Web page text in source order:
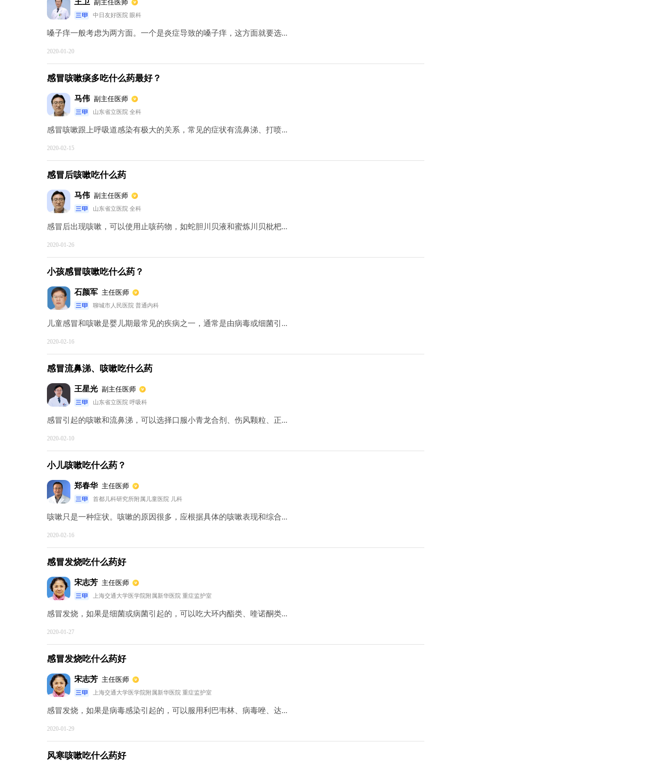
王卫 副主任医师
中日友好医院 眼科
嗓子痒一般考虑为两方面。一个是炎症导致的嗓子痒，这方面就要选...
2020-01-20
感冒咳嗽痰多吃什么药最好？
马伟 副主任医师
山东省立医院 全科
感冒咳嗽跟上呼吸道感染有极大的关系，常见的症状有流鼻涕、打喷...
2020-02-15
感冒后咳嗽吃什么药
马伟 副主任医师
山东省立医院 全科
感冒后出现咳嗽，可以使用止咳药物，如蛇胆川贝液和蜜炼川贝枇杷...
2020-01-26
小孩感冒咳嗽吃什么药？
石颜军 主任医师
聊城市人民医院 普通内科
儿童感冒和咳嗽是婴儿期最常见的疾病之一，通常是由病毒或细菌引...
2020-02-16
感冒流鼻涕、咳嗽吃什么药
王星光 副主任医师
山东省立医院 呼吸科
感冒引起的咳嗽和流鼻涕，可以选择口服小青龙合剂、伤风颗粒、正...
2020-02-10
小儿咳嗽吃什么药？
郑春华 主任医师
首都儿科研究所附属儿童医院 儿科
咳嗽只是一种症状。咳嗽的原因很多，应根据具体的咳嗽表现和综合...
2020-02-16
感冒发烧吃什么药好
宋志芳 主任医师
上海交通大学医学院附属新华医院 重症监护室
感冒发烧，如果是细菌或病菌引起的，可以吃大环内酯类、喹诺酮类...
2020-01-27
感冒发烧吃什么药好
宋志芳 主任医师
上海交通大学医学院附属新华医院 重症监护室
感冒发烧，如果是病毒感染引起的，可以服用利巴韦林、病毒唑、达...
2020-01-29
风寒咳嗽吃什么药好